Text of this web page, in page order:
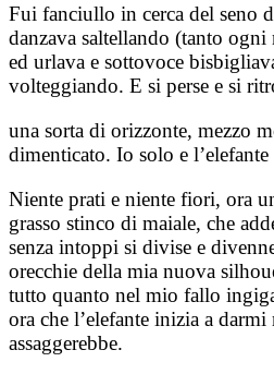
Fui fanciullo in cerca del seno
danzava saltellando (tanto
ed urlava e sottovoce
volteggiando. E si perse e si
una sorta di orizzonte, mezzo
dimenticato. Io solo e
Niente prati e niente fiori, ora
grasso stinco di maiale, che
senza intoppi si divise e
orecchie della mia nuova
tutto quanto nel mio fallo
ora che l’elefante inizia a
assaggerebbe.